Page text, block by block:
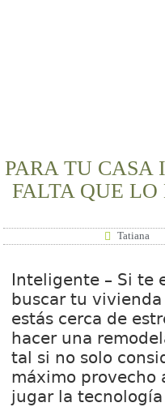
PARA TU CASA
FALTA QUE
Tatiana
Inteligente – Si te
buscar tu
estás cerca de
hacer una
tal si no solo
máximo provecho
jugar la